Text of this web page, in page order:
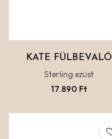
KATE FÜLBEVALÓ
Sterling ezüst
17.890 Ft